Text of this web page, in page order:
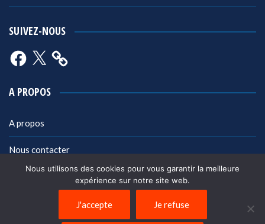
SUIVEZ-NOUS
Facebook
X
A PROPOS
A propos
Nous contacter
Politique de confidentialité
Nous utilisons des cookies pour vous garantir la meilleure
expérience sur notre site web.
J'accepte Je refuse